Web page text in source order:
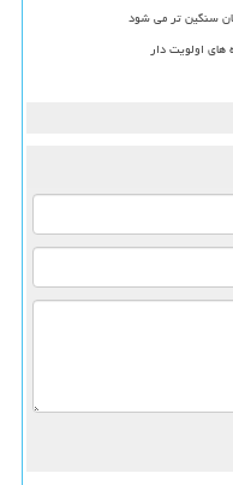
سنگین تر می شود
های اولویت دار